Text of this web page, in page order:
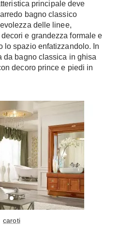
Ecologia
Geotermia
Case in Legno
Case Prefabbricate
Bioedilizia
Teleriscaldamento
Cura della casa
Pulizia
Detergenti
Stiro
principale deve
bagno classico
delle linee,
e grandezza formale e
lo spazio enfatizzandolo. In
da bagno classica in ghisa
decoro prince e piedi in
caroti